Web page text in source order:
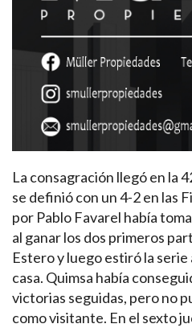
La consagración llegó en la
se definió con un 4-2 en las
por Pablo Favarel había
al ganar los dos primeros
Estero y luego estiró la
casa. Quimsa había
victorias seguidas, pero no
como visitante. En el sexto